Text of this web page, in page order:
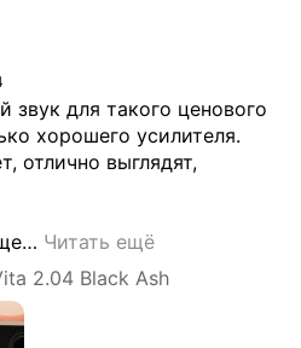
звук для такого ценового
хорошего усилителя.
отлично выглядят,
… Читать ещё
2.04 Black Ash